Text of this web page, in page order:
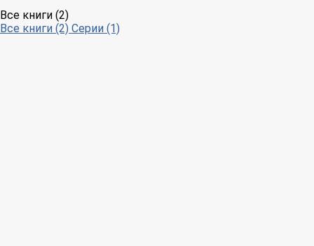
Все книги (2)
Все книги (2) Серии (1)